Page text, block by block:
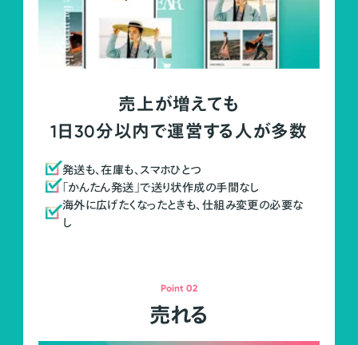
売上が増えても
1日30分以内で運営する人が多数
発送も、在庫も、スマホひとつ
「かんたん発送」で送り状作成の手間なし
海外に広げたくなったときも、仕組み変更の必要な
し
Point 02
売れる